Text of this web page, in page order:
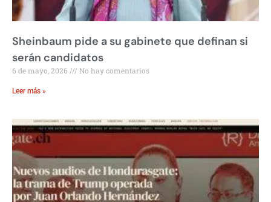
Sheinbaum pide a su gabinete que definan si
serán candidatos
6 de mayo, 2026 No hay comentarios
Leer más »